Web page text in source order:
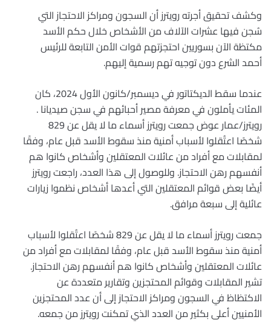
وكشف تحقيق أجرته رويترز أن السجون ومراكز الاحتجاز التي
سُجن فيها عشرات الآلاف من الأشخاص خلال حكم الأسد
مكتظة الآن بسوريين احتجزتهم قوات الأمن التابعة للرئيس
أحمد الشرع دون توجيه تهم رسمية إليهم.
عندما سقط الديكتاتور في ديسمبر/كانون الأول 2024، كان
المئات يأملون في معرفة مصير أحبائهم في سجن صيديانا .
رويترز/عمار عوض جمعت رويترز أسماء ما لا يقل عن 829
شخصًا اعتُقلوا لأسباب أمنية منذ سقوط الأسد قبل عام، وفقًا
لمقابلات مع أفراد من عائلات المعتقلين وأشخاص كانوا هم
أنفسهم رهن الاحتجاز. وللوصول إلى هذا العدد، راجعت رويترز
أيضًا بعض قوائم المعتقلين التي أعدها أشخاص نظموا زيارات
عائلية إلى سبعة مرافق.
جمعت رويترز أسماء ما لا يقل عن 829 شخصًا اعتُقلوا لأسباب
أمنية منذ سقوط الأسد قبل عام، وفقًا لمقابلات مع أفراد من
عائلات المعتقلين وأشخاص كانوا هم أنفسهم رهن الاحتجاز.
تشير المقابلات وقوائم المحتجزين وتقارير متعددة عن
الاكتظاظ في السجون ومراكز الاحتجاز إلى أن عدد المحتجزين
الأمنيين أعلى بكثير من العدد الذي تمكنت رويترز من جمعه.